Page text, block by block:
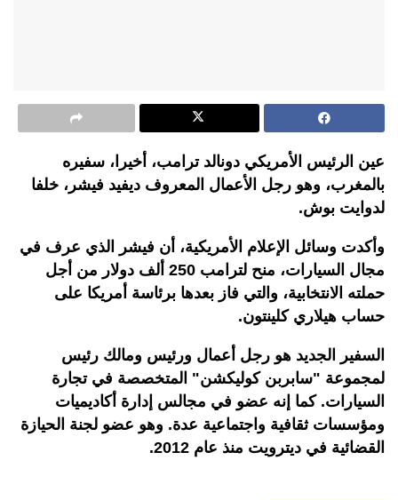
عين الرئيس الأمريكي دونالد ترامب، أخيرا، سفيره
بالمغرب، وهو رجل الأعمال المعروف ديفيد فيشر، خلفا
لدوايت بوش.
وأكدت وسائل الإعلام الأمريكية، أن فيشر الذي عرف في
مجال السيارات، منح لترامب 250 ألف دولار من أجل
حملته الانتخابية، والتي فاز بعدها برئاسة أمريكا على
حساب هيلاري كلينتون.
السفير الجديد هو رجل أعمال ورئيس ومالك رئيس
لمجموعة "سابربن كوليكشن" المتخصصة في تجارة
السيارات. كما إنه عضو في مجالس إدارة أكاديميات
ومؤسسات ثقافية واجتماعية عدة. وهو عضو لجنة الحيازة
القضائية في ديترويت منذ عام 2012.